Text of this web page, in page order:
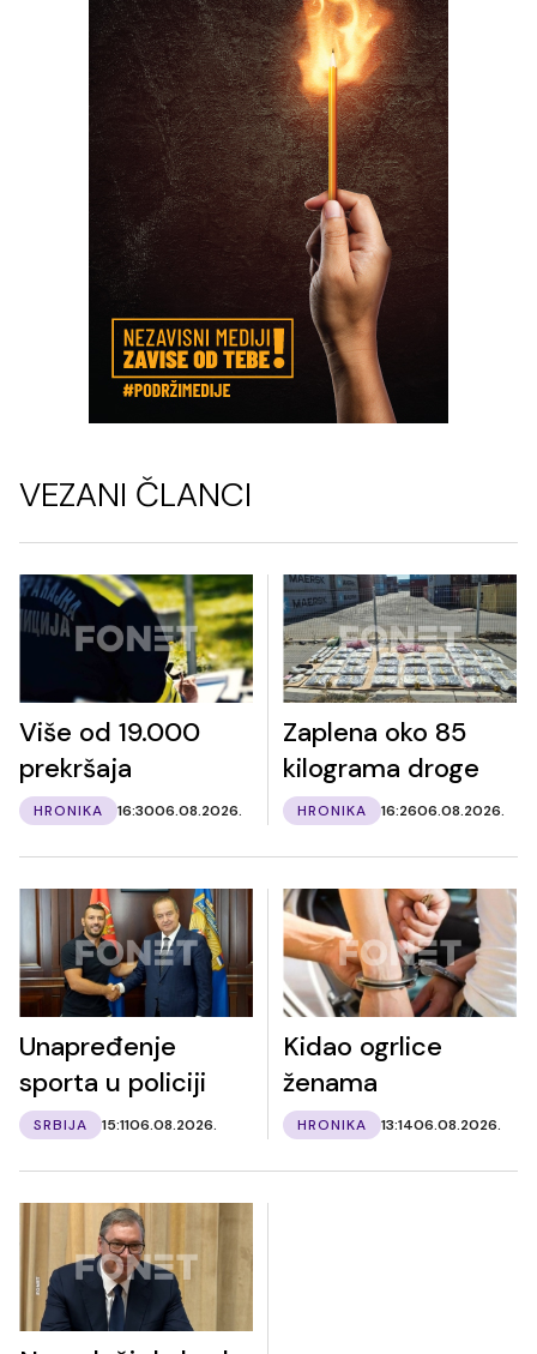
VEZANI ČLANCI
Više od 19.000
prekršaja
HRONIKA 16:3006.08.2026.
Zaplena oko 85
kilograma droge
HRONIKA 16:2606.08.2026.
Unapređenje
sporta u policiji
SRBIJA 15:1106.08.2026.
Kidao ogrlice
ženama
HRONIKA 13:1406.08.2026.